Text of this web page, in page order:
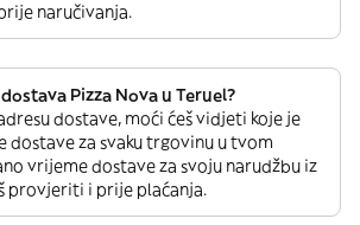
naručivanja.
Pizza Nova u Teruel?
dostave, moći ćeš vidjeti koje je
dostave za svaku trgovinu u tvom
vrijeme dostave za svoju narudžbu iz
provjeriti i prije plaćanja.